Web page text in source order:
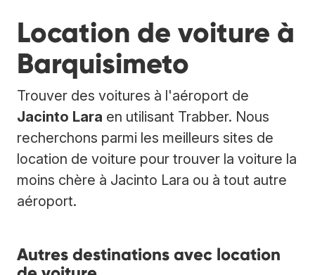
Location de voiture à
Barquisimeto
Trouver des voitures à l'aéroport de
Jacinto Lara en utilisant Trabber. Nous
recherchons parmi les meilleurs sites de
location de voiture pour trouver la voiture la
moins chère à Jacinto Lara ou à tout autre
aéroport.
Autres destinations avec location